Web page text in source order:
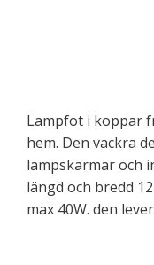
Lampfot i koppar
hem. Den vackra
lampskärmar och
längd och bredd
max 40W. den